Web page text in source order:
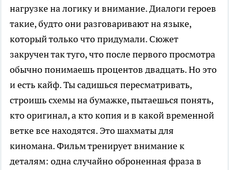
нагрузке на логику и внимание. Диалоги героев
такие, будто они разговаривают на языке,
который только что придумали. Сюжет
закручен так туго, что после первого просмотра
обычно понимаешь процентов двадцать. Но это
и есть кайф. Ты садишься пересматривать,
строишь схемы на бумажке, пытаешься понять,
кто оригинал, а кто копия и в какой временной
ветке все находятся. Это шахматы для
киномана. Фильм тренирует внимание к
деталям: одна случайно оброненная фраза в